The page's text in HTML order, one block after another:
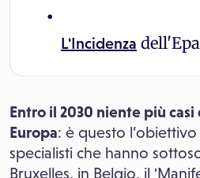
L'Incidenza
Entro il 2030 niente più casi
Europa: è questo
specialisti che hanno
Bruxelles, in Belgio, il